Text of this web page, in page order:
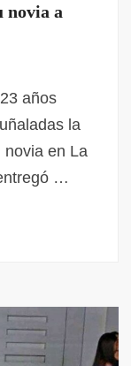
novia a
años
la
novia en La
…